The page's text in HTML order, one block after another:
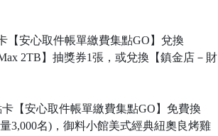
【安心取件帳單繳費集點GO】兌換
2TB】抽獎券1張，或兌換【鎮金店－財
【安心取件帳單繳費集點GO】免費換
3,000名)，御料小館美式經典紐奧良烤雞